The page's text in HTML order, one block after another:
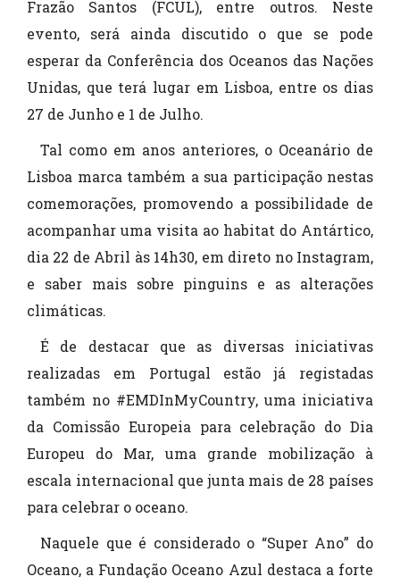
Frazão Santos (FCUL), entre outros. Neste
evento, será ainda discutido o que se pode
esperar da Conferência dos Oceanos das Nações
Unidas, que terá lugar em Lisboa, entre os dias
27 de Junho e 1 de Julho.
Tal como em anos anteriores, o Oceanário de
Lisboa marca também a sua participação nestas
comemorações, promovendo a possibilidade de
acompanhar uma visita ao habitat do Antártico,
dia 22 de Abril às 14h30, em direto no Instagram,
e saber mais sobre pinguins e as alterações
climáticas.
É de destacar que as diversas iniciativas
realizadas em Portugal estão já registadas
também no #EMDInMyCountry, uma iniciativa
da Comissão Europeia para celebração do Dia
Europeu do Mar, uma grande mobilização à
escala internacional que junta mais de 28 países
para celebrar o oceano.
Naquele que é considerado o “Super Ano” do
Oceano, a Fundação Oceano Azul destaca a forte